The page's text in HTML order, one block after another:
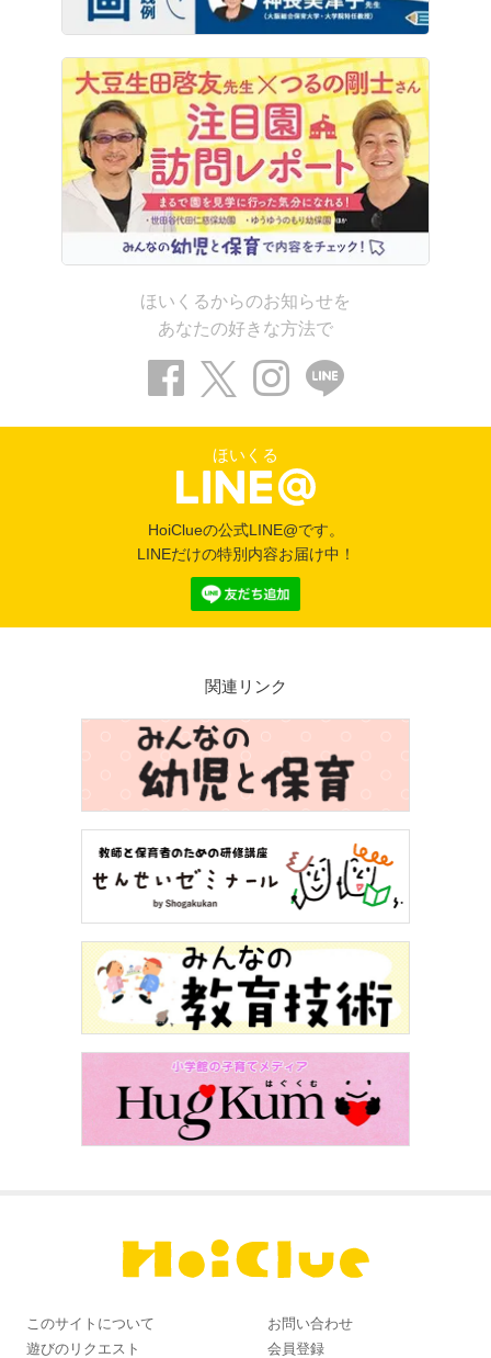
ほいくるからのお知らせを
あなたの好きな方法で
ほいくる
HoiClueの公式LINE@です。
LINEだけの特別内容お届け中！
関連リンク
このサイトについて
お問い合わせ
遊びのリクエスト
会員登録